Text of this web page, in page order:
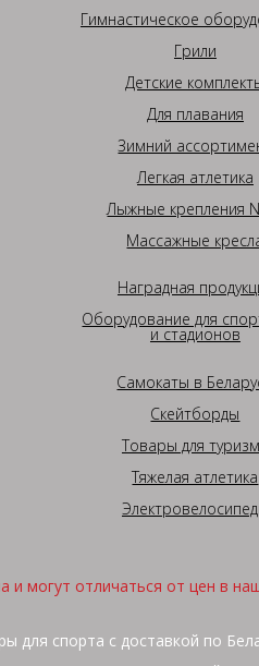
Гимнастическое
Грили
Детские
Для плавания
Зимний
Легкая атлетика
Лыжные крепления
Массажные
Наградная
Оборудование для
и стадионов
Самокаты в
Скейтборды
Товары для
Тяжелая атлетика
могут отличаться от цен в
для спорта с доставкой по